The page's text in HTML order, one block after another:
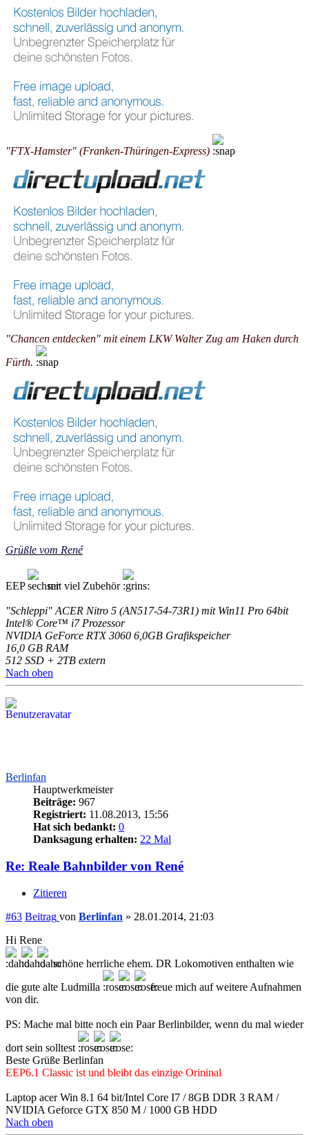
"FTX-Hamster" (Franken-Thüringen-Express)
"Chancen entdecken" mit einem LKW Walter Zug am Haken durch
Fürth.
Grüßle vom René
EEP mit viel Zubehör
"Schleppi" ACER Nitro 5 (AN517-54-73R1) mit Win11 Pro 64bit
Intel® Core™ i7 Prozessor
NVIDIA GeForce RTX 3060 6,0GB Grafikspeicher
16,0 GB RAM
512 SSD + 2TB extern
Nach oben
Berlinfan
Hauptwerkmeister
Beiträge: 967
Registriert: 11.08.2013, 15:56
Hat sich bedankt: 0
Danksagung erhalten: 22 Mal
Re: Reale Bahnbilder von René
Zitieren
#63 Beitrag von Berlinfan » 28.01.2014, 21:03
Hi Rene
schöne herrliche ehem. DR Lokomotiven enthalten wie
die gute alte Ludmilla
freue mich auf weitere Aufnahmen
von dir.
PS: Mache mal bitte noch ein Paar Berlinbilder, wenn du mal wieder
dort sein solltest
Beste Grüße Berlinfan
EEP6.1 Classic ist und bleibt das einzige Orininal
Laptop acer Win 8.1 64 bit/Intel Core I7 / 8GB DDR 3 RAM /
NVIDIA Geforce GTX 850 M / 1000 GB HDD
Nach oben